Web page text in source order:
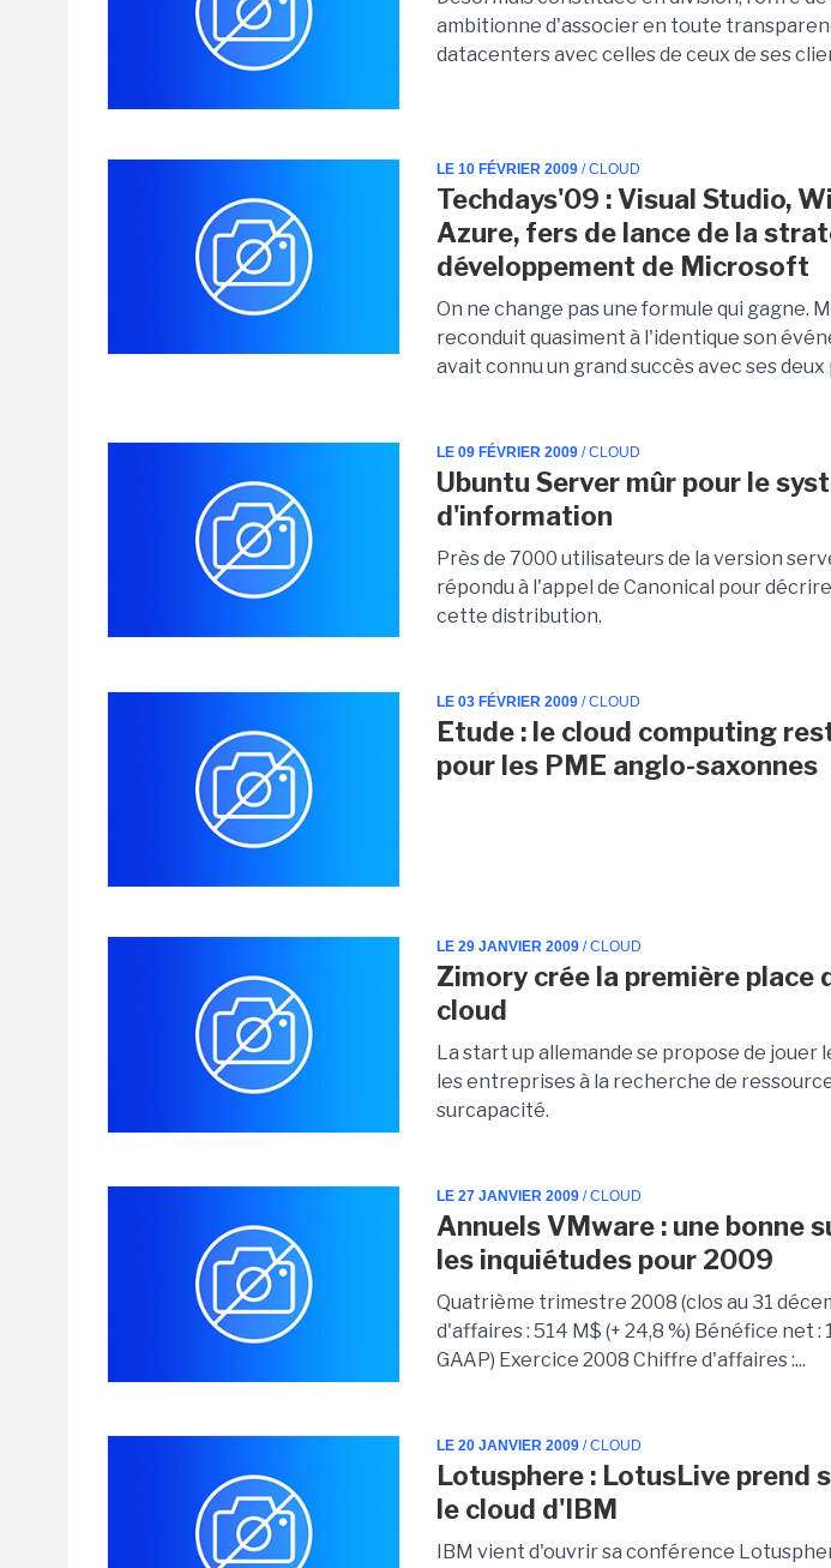
ambitionne d'associer en toute
datacenters avec celles de ceux de ses
LE 10 FÉVRIER 2009 / CLOUD
Techdays'09 : Visual Studio,
Azure, fers de lance de la
développement de Microsoft
On ne change pas une formule qui gagne.
reconduit quasiment à l'identique son
avait connu un grand succès avec ses deux
LE 09 FÉVRIER 2009 / CLOUD
Ubuntu Server mûr pour le
d'information
Près de 7000 utilisateurs de la version
répondu à l'appel de Canonical pour
cette distribution.
LE 03 FÉVRIER 2009 / CLOUD
Etude : le cloud computing
pour les PME anglo-saxonnes
LE 29 JANVIER 2009 / CLOUD
Zimory crée la première place
cloud
La start up allemande se propose de
les entreprises à la recherche de
surcapacité.
LE 27 JANVIER 2009 / CLOUD
Annuels VMware : une bonne
les inquiétudes pour 2009
Quatrième trimestre 2008 (clos au 31
d'affaires : 514 M$ (+ 24,8 %) Bénéfice net :
GAAP) Exercice 2008 Chiffre d'affaires :...
LE 20 JANVIER 2009 / CLOUD
Lotusphere : LotusLive prend
le cloud d'IBM
IBM vient d'ouvrir sa conférence